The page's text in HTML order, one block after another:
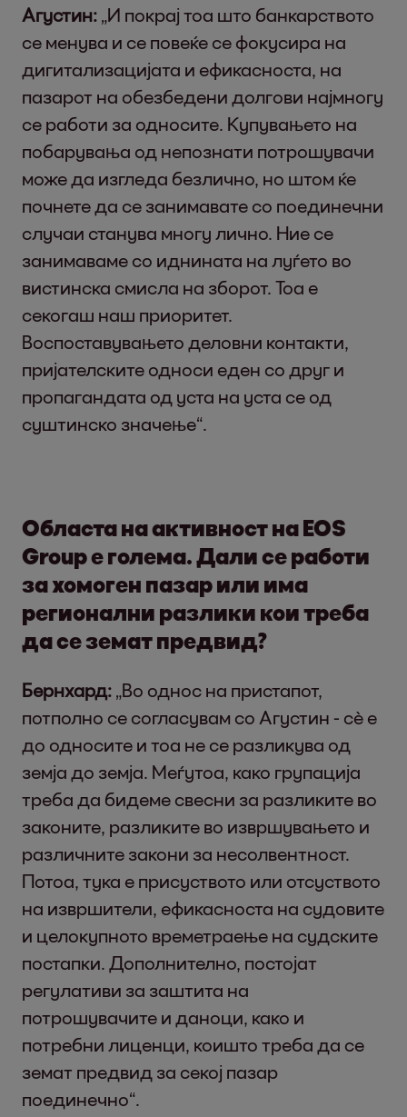
Агустин: „И покрај тоа што банкарството
се менува и се повеќе се фокусира на
дигитализацијата и ефикасноста, на
пазарот на обезбедени долгови најмногу
се работи за односите. Купувањето на
побарувања од непознати потрошувачи
може да изгледа безлично, но штом ќе
почнете да се занимавате со поединечни
случаи станува многу лично. Ние се
занимаваме со иднината на луѓето во
вистинска смисла на зборот. Тоа е
секогаш наш приоритет.
Воспоставувањето деловни контакти,
пријателските односи еден со друг и
пропагандата од уста на уста се од
суштинско значење“.
Областа на активност на EOS
Group е голема. Дали се работи
за хомоген пазар или има
регионални разлики кои треба
да се земат предвид?
Бернхард: „Во однос на пристапот,
потполно се согласувам со Агустин - сè е
до односите и тоа не се разликува од
земја до земја. Меѓутоа, како групација
треба да бидеме свесни за разликите во
законите, разликите во извршувањето и
различните закони за несолвентност.
Потоа, тука е присуството или отсуството
на извршители, ефикасноста на судовите
и целокупното времетраење на судските
постапки. Дополнително, постојат
регулативи за заштита на
потрошувачите и даноци, како и
потребни лиценци, коишто треба да се
земат предвид за секој пазар
поединечно“.